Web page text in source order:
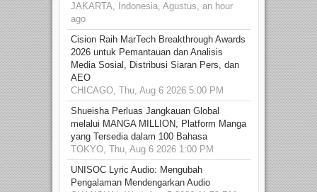
JAKARTA, Indonesia, Agustus, an hour
ago
Cision Raih MarTech Breakthrough Awards
2026 untuk Pemantauan dan Analisis
Media Sosial, Distribusi Siaran Pers, dan
AEO
CHICAGO, Thu, Aug 6 2026 5:00 PM
Shueisha Perluas Jangkauan Global
melalui MANGA MILLION, Platform Manga
yang Tersedia dalam 100 Bahasa
TOKYO, Thu, Aug 6 2026 1:00 PM
UNISOC Lyric Audio: Mengubah
Pengalaman Mendengarkan Audio